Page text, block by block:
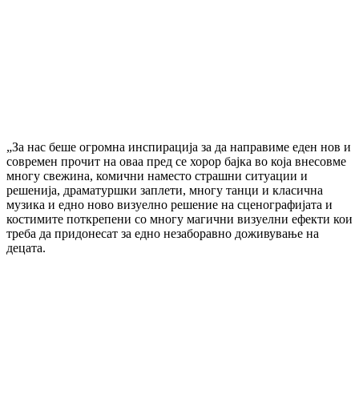
„За нас беше огромна инспирација за да направиме еден нов и
современ прочит на оваа пред се хорор бајка во која внесовме
многу свежина, комични наместо страшни ситуации и
решенија, драматуршки заплети, многу танци и класична
музика и едно ново визуелно решение на сценографијата и
костимите поткрепени со многу магични визуелни ефекти кои
треба да придонесат за едно незаборавно доживување на
децата.